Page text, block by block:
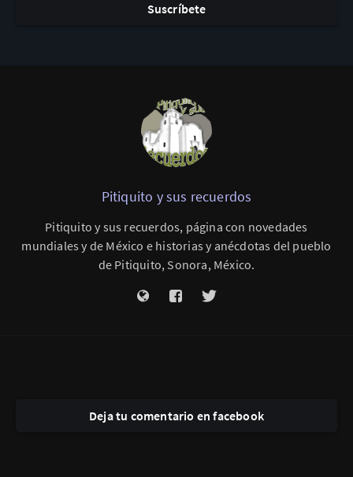
Suscríbete
Pitiquito y sus recuerdos
Pitiquito y sus recuerdos, página con novedades
mundiales y de México e historias y anécdotas del pueblo
de Pitiquito, Sonora, México.
Deja tu comentario en facebook